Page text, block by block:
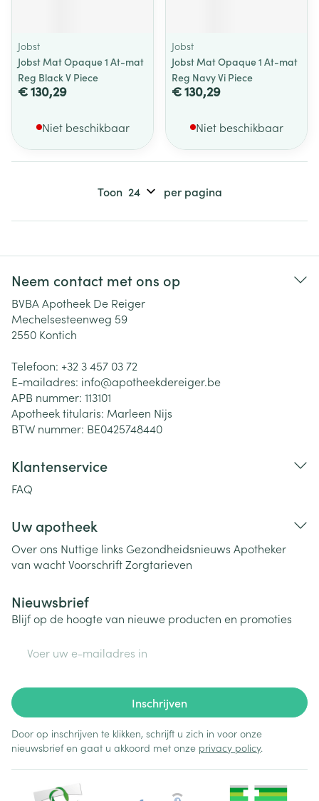
Jobst
Jobst Mat Opaque 1 At-mat
Reg Black V Piece
€ 130,29
Niet beschikbaar
Jobst
Jobst Mat Opaque 1 At-mat
Reg Navy Vi Piece
€ 130,29
Niet beschikbaar
Toon per pagina
Neem contact met ons op
BVBA Apotheek De Reiger
Mechelsesteenweg 59
2550 Kontich
Telefoon: +32 3 457 03 72
E-mailadres: info@apotheekdereiger.be
APB nummer: 113101
Apotheek titularis: Marleen Nijs
BTW nummer: BE0425748440
Klantenservice
FAQ
Uw apotheek
Over ons Nuttige links Gezondheidsnieuws Apotheker
van wachtVoorschriftZorgtarieven
Nieuwsbrief
Blijf op de hoogte van nieuwe producten en promoties
Inschrijven
Door op inschrijven te klikken, schrijft u zich in voor onze
nieuwsbrief en gaat u akkoord met onze privacy policy.